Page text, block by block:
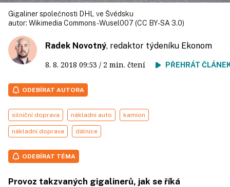
Gigaliner společnosti DHL ve Švédsku
autor: Wikimedia Commons - Wusel007 (CC BY-SA 3.0)
Radek Novotný, redaktor týdeníku Ekonom
8. 8. 2018 09:53 / 2 min. čtení PŘEHRÁT
ODEBÍRAT AUTORA
silniční doprava nákladní auto kamion
nákladní doprava dálnice
ODEBÍRAT TÉMA
Provoz takzvaných gigalinerů, jak se říká